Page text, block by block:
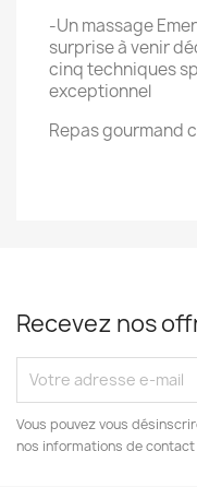
-Un massage
surprise à venir
cinq techniques
exceptionnel
Repas gourmand
Recevez nos
Vous pouvez vous
nos informations de